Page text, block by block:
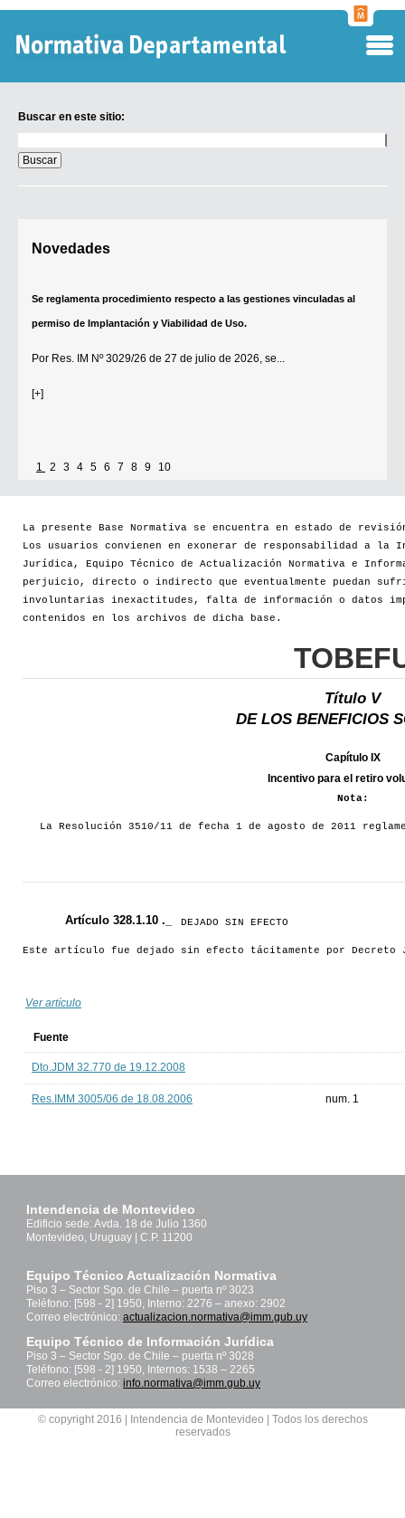
Buscar en este sitio:
en
este
sitio:
Novedades
Se reglamenta procedimiento respecto a las gestiones vinculadas al
permiso de Implantación y Viabilidad de Uso.
Por Res. IM Nº 3029/26 de 27 de julio de 2026, se...
[+]
1 2 3 4 5 6 7 8 9 10
La presente Base Normativa se encuentra en estado de
Los usuarios convienen en exonerar de responsabilidad a la
Jurídica, Equipo Técnico de Actualización Normativa e
perjuicio, directo o indirecto que eventualmente puedan
involuntarias inexactitudes, falta de información o datos
contenidos en los archivos de dicha base.
Título V
DE LOS BENEFICIOS
Capítulo IX
Incentivo para el retiro
Nota:
La Resolución 3510/11 de fecha 1 de agosto de 2011
Artículo 328.1.10 ._ DEJADO SIN EFECTO
Este artículo fue dejado sin efecto tácitamente por Decreto
Ver artículo
Fuente
Dto.JDM 32.770 de 19.12.2008
Res.IMM 3005/06 de 18.08.2006 num. 1
Intendencia de Montevideo
Edificio sede: Avda. 18 de Julio 1360
Montevideo, Uruguay | C.P. 11200
Equipo Técnico Actualización Normativa
Piso 3 – Sector Sgo. de Chile – puerta nº 3023
Teléfono: [598 - 2] 1950, Interno: 2276 – anexo: 2902
Correo electrónico: actualizacion.normativa@imm.gub.uy
Equipo Técnico de Información Jurídica
Piso 3 – Sector Sgo. de Chile – puerta nº 3028
Teléfono: [598 - 2] 1950, Internos: 1538 – 2265
Correo electrónico: info.normativa@imm.gub.uy
© copyright 2016 | Intendencia de Montevideo | Todos los derechos
reservados